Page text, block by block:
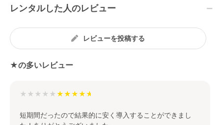
レンタルした人のレビュー
レビューを投稿する
★の多いレビュー
★★★★★
短期間だったので結果的に安く導入することができまし